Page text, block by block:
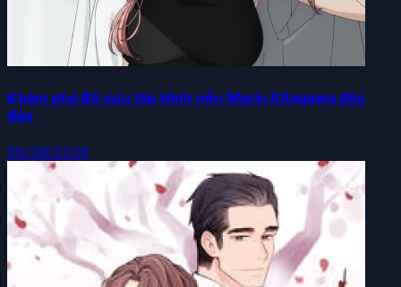
Khám phá Bộ sưu tập Hình nền Marin Kitagawa độc
đáo
06/08/2026